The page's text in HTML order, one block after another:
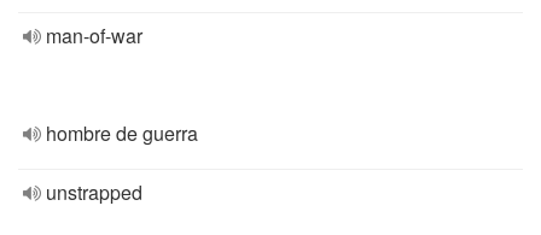
man-of-war
hombre de guerra
unstrapped